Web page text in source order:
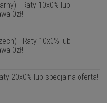
- Raty 10x0% lub
0zł!
- Raty 10x0% lub
0zł!
20x0% lub specjalna oferta!